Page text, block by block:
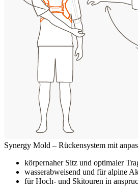
Synergy Mold – Rückensystem mit
körpernaher Sitz und optimaler
wasserabweisend und für alpine
für Hoch- und Skitouren in